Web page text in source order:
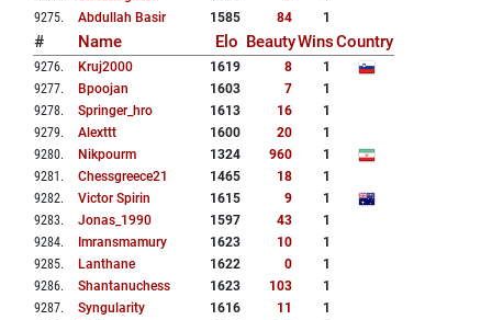
9275. Abdullah Basir 1585 84 1
# Name Elo BeautyWinsCountry
9276. Kruj2000 1619 8
1
9277. Bpoojan 1603 7
1
9278. Springer_hro 1613 16
1
9279. Alexttt 1600 20
1
9280. Nikpourm 1324 960
1
9281 . Chessgreece21 1465 18
1
9282. Victor Spirin 1615 9
1
9283. Jonas_1990 1597 43
1
9284. Imransmamury 1623 10
1
9285. Lanthane 1622 0
1
9286. Shantanuchess 1623 103
1
9287. Syngularity 1616 11
1